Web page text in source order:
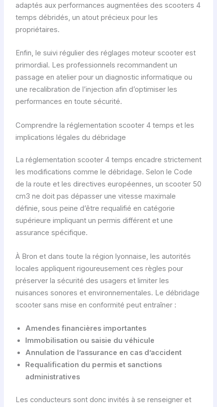
adaptés aux performances augmentées des scooters 4
temps débridés, un atout précieux pour les
propriétaires.
Enfin, le suivi régulier des réglages moteur scooter est
primordial. Les professionnels recommandent un
passage en atelier pour un diagnostic informatique ou
une recalibration de l’injection afin d’optimiser les
performances en toute sécurité.
Comprendre la réglementation scooter 4 temps et les
implications légales du débridage
La réglementation scooter 4 temps encadre strictement
les modifications comme le débridage. Selon le Code
de la route et les directives européennes, un scooter 50
cm3 ne doit pas dépasser une vitesse maximale
définie, sous peine d’être requalifié en catégorie
supérieure impliquant un permis différent et une
assurance spécifique.
À Bron et dans toute la région lyonnaise, les autorités
locales appliquent rigoureusement ces règles pour
préserver la sécurité des usagers et limiter les
nuisances sonores et environnementales. Le débridage
scooter sans mise en conformité peut entraîner :
Amendes financières importantes
Immobilisation ou saisie du véhicule
Annulation de l’assurance en cas d’accident
Requalification du permis et sanctions
administratives
Les conducteurs sont donc invités à se renseigner et